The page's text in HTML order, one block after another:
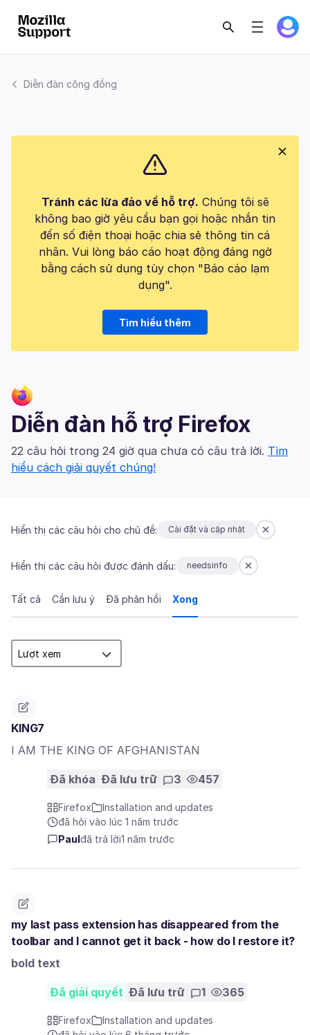
Diễn đàn cộng đồng
Tránh các lừa đảo về hỗ trợ. Chúng tôi sẽ
không bao giờ yêu cầu bạn gọi hoặc nhắn tin
đến số điện thoại hoặc chia sẻ thông tin cá
nhân. Vui lòng báo cáo hoạt động đáng ngờ
bằng cách sử dụng tùy chọn "Báo cáo lạm
dụng".
Tìm hiểu thêm
Diễn đàn hỗ trợ Firefox
22 câu hỏi trong 24 giờ qua chưa có câu trả lời. Tìm
hiểu cách giải quyết chúng!
Hiển thị các câu hỏi cho chủ đề: Cài đặt và cập nhật
Hiển thị các câu hỏi được đánh dấu: needsinfo
Tất cả Cần lưu ý Đã phản hồi Xong
KING7
I AM THE KING OF AFGHANISTAN
Đã khóa Đã lưu trữ 3 457
Firefox
Installation and updates
đã hỏi vào lúc 1 năm trước
Paul đã trả lời1 năm trước
my last pass extension has disappeared from the
toolbar and I cannot get it back - how do I restore it?
bold text
Đã giải quyết Đã lưu trữ 1 365
Firefox
Installation and updates